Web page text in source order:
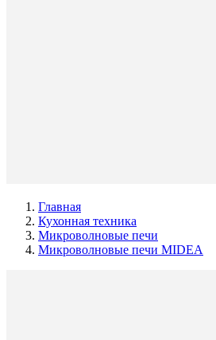
Главная
Кухонная техника
Микроволновые печи
Микроволновые печи MIDEA